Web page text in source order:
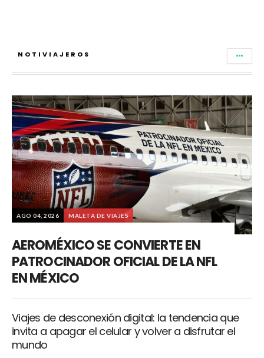
NOTIVIAJEROS
AGO 04, 2026 MALETA DE VIAJES
AEROMÉXICO SE CONVIERTE EN
PATROCINADOR OFICIAL DE LA NFL
EN MÉXICO
Viajes de desconexión digital: la tendencia que
invita a apagar el celular y volver a disfrutar el
mundo